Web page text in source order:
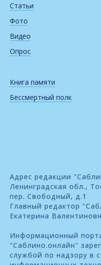
Статьи
Фото
Видео
Опрос
Книга памяти
Бессмертный полк
Адрес редакции
Ленинградская обл.,
пер. Свободный, д.1
Главный редактор
Екатерина
Информационный
"Саблино.онлайн"
службой по надзору в